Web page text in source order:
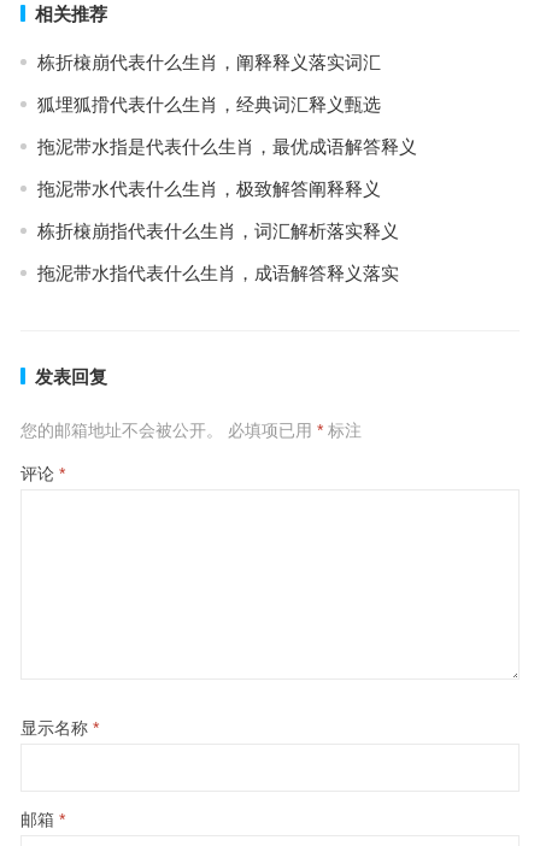
相关推荐
栋折榱崩代表什么生肖，阐释释义落实词汇
狐埋狐搰代表什么生肖，经典词汇释义甄选
拖泥带水指是代表什么生肖，最优成语解答释义
拖泥带水代表什么生肖，极致解答阐释释义
栋折榱崩指代表什么生肖，词汇解析落实释义
拖泥带水指代表什么生肖，成语解答释义落实
发表回复
您的邮箱地址不会被公开。 必填项已用 *标注
评论 *
显示名称 *
邮箱 *